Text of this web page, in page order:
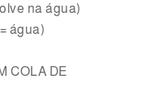
na água)
água)
COLA DE